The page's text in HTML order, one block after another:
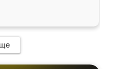
спокойно объяснил
в срок, с
свое место без
Качеством осталась
так, как и ожидала.